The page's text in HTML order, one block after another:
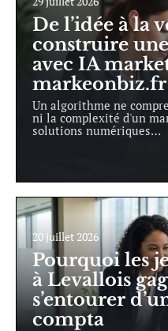
De l’idée à la
construire
avec IA
markeonbiz.fr
Un algorithme ne
ni la complexité d'un
solutions numériques…
20 juillet 2026
Pourquoi les
à Levallois
s’entourer
compta